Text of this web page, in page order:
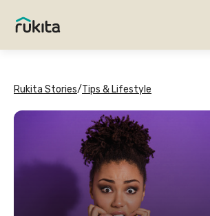
Rukita Stories/Tips & Lifestyle